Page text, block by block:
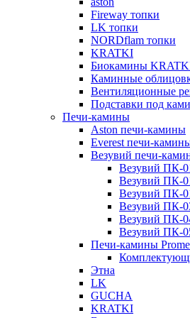
Fireway топки
LK топки
NORDflam топки
KRATKI
Биокамины
Каминные
Вентиляционные
Подставки под
Печи-камины
Aston печи-камины
Everest печи-
Везувий печи-
Везувий ПК-
Везувий ПК-
Везувий ПК-
Везувий ПК-
Везувий ПК-
Везувий ПК-
Печи-камины
Этна
LK
GUCHA
KRATKI